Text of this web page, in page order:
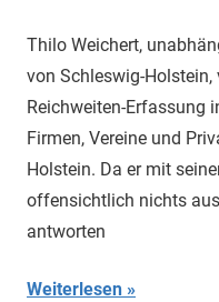
Thilo Weichert,
von Schleswig-Holstein,
Reichweiten-Erfassung
Firmen, Vereine und
Holstein. Da er mit
offensichtlich nichts
antworten
Weiterlesen